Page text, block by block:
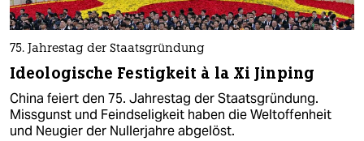
75. Jahrestag der Staatsgründung
Ideologische Festigkeit à la Xi Jinping
China feiert den 75. Jahrestag der Staatsgründung.
Missgunst und Feindseligkeit haben die Weltoffenheit
und Neugier der Nullerjahre abgelöst.